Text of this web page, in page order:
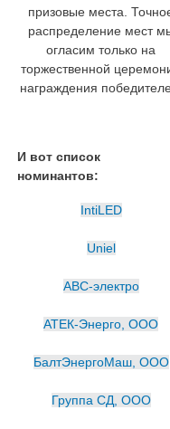
призовые места.
распределение мест
огласим только на
торжественной
награждения
И вот список
номинантов:
IntiLED
Uniel
АВС-электро
АТЕК-Энерго, ООО
БалтЭнергоМаш, ООО
Группа СД, ООО